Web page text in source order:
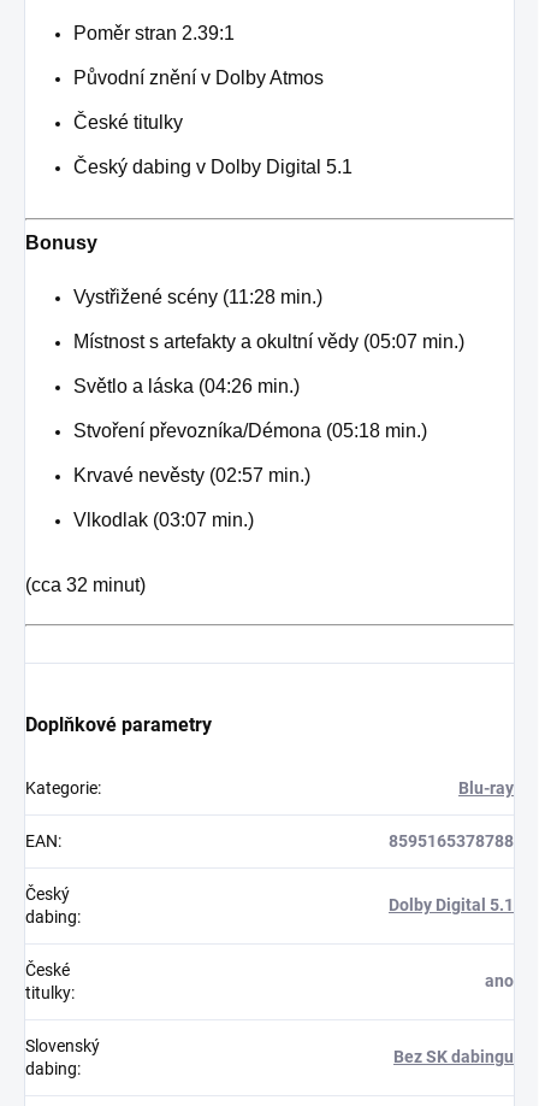
Poměr stran 2.39:1
Původní znění v Dolby Atmos
České titulky
Český dabing v Dolby Digital 5.1
Bonusy
Vystřižené scény (11:28 min.)
Místnost s artefakty a okultní vědy (05:07 min.)
Světlo a láska (04:26 min.)
Stvoření převozníka/Démona (05:18 min.)
Krvavé nevěsty (02:57 min.)
Vlkodlak (03:07 min.)
(cca 32 minut)
Doplňkové parametry
Kategorie: Blu-ray
EAN: 8595165378788
Český
dabing:
Dolby Digital 5.1
České
titulky:
ano
Slovenský
dabing:
Bez SK dabingu